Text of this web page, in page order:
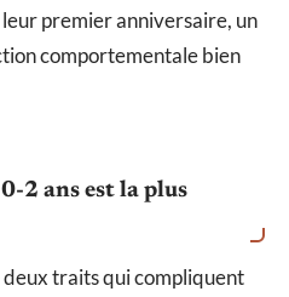
premier anniversaire, un
comportementale bien
2 ans est la plus
traits qui compliquent